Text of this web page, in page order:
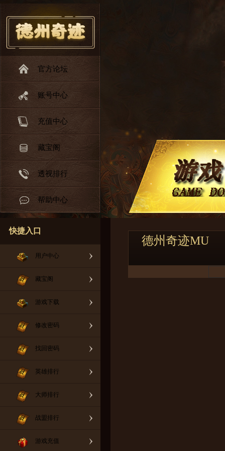
官方论坛
账号中心
充值中心
藏宝阁
透视排行
帮助中心
快捷入口
用户中心
藏宝阁
游戏下载
修改密码
找回密码
英雄排行
大师排行
战盟排行
游戏充值
德州奇迹MU